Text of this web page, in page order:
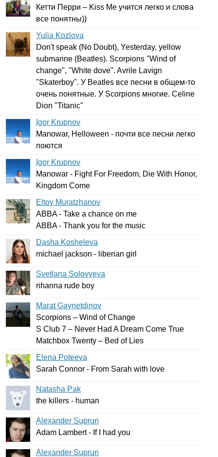
Кетти Перри – Kiss Me учится легко и слова
все понятны))
Yulia Kozlova
Don't speak (No Doubt), Yesterday, yellow
submarine (Beatles). Scorpions "Wind of
change", "White dove". Avrile Lavign
"Skaterboy". У Beatles все песни в общем-то
очень понятные. У Scorpions многие. Celine
Dion "Titanic"
Igor Krupnov
Manowar, Helloween - почти все песни легко
поются
Igor Krupnov
Manowar - Fight For Freedom, Die With Honor,
Kingdom Come
Eltoy Muratzhanov
ABBA- Take a chance on me
ABBA- Thank you for the music
Dasha Kosheleva
michael jackson - liberian girl
Svetlana Solovyeva
rihanna rude boy
Marat Gaynetdinov
Scorpions – Wind of Change
S Club 7 – Never Had A Dream Come True
Matchbox Twenty – Bed of Lies
Elena Poteeva
Sarah Connor - From Sarah with love
Natasha Pak
the killers - human
Alexander Suprun
Adam Lambert- If had you
Alexander Suprun